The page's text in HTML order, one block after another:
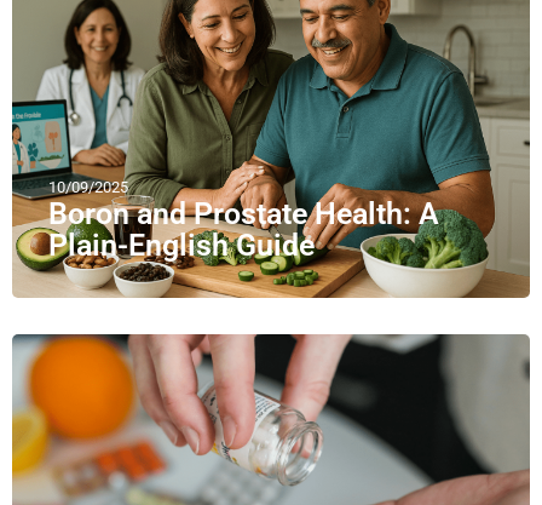
10/09/2025
Boron and Prostate Health: A
Plain-English Guide